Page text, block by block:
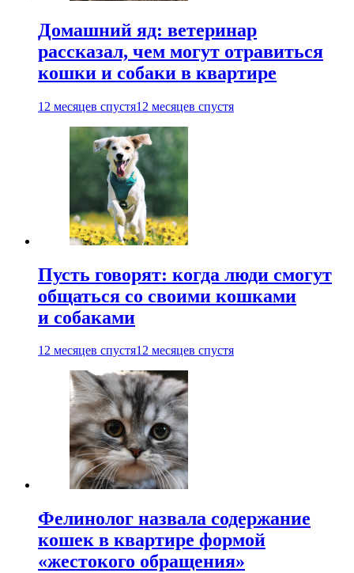
Домашний яд: ветеринар
рассказал, чем могут отравиться
кошки и собаки в квартире
12 месяцев спустя12 месяцев спустя
Пусть говорят: когда люди смогут
общаться со своими кошками
и собаками
12 месяцев спустя12 месяцев спустя
Фелинолог назвала содержание
кошек в квартире формой
«жестокого обращения»